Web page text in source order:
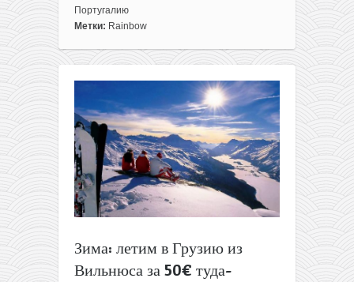
Чартеры
из
туда-
обратно
Португалию
Метки: Rainbow
Зима: летим в Грузию из
Вильнюса за 50€ туда-